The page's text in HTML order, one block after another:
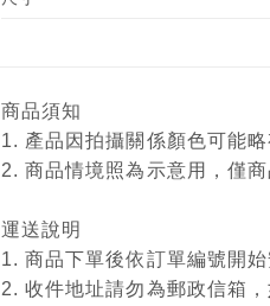
商品須知
1. 產品因拍攝關係顏色可能
2. 商品情境照為示意用，僅
運送說明
1. 商品下單後依訂單編號開
2. 收件地址請勿為郵政信箱，